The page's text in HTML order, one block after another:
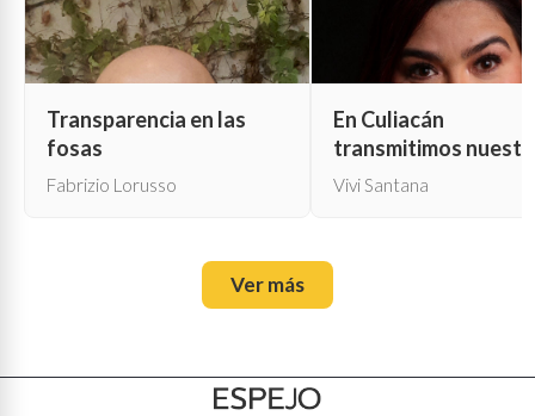
Transparencia en las
fosas
Fabrizio Lorusso
En Culiacán
transmitimos
propia muerte
Vivi Santana
Ver más